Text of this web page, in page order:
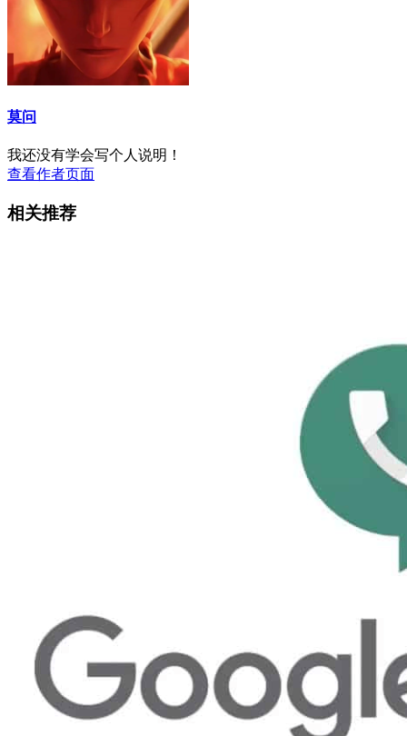
莫问
我还没有学会写个人说明！
查看作者页面
相关推荐